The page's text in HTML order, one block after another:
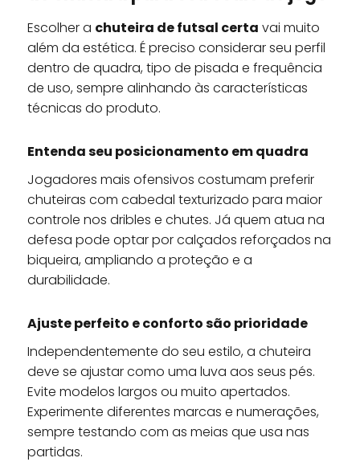
Escolher a chuteira de futsal certa vai muito
além da estética. É preciso considerar seu perfil
dentro de quadra, tipo de pisada e frequência
de uso, sempre alinhando às características
técnicas do produto.
Entenda seu posicionamento em quadra
Jogadores mais ofensivos costumam preferir
chuteiras com cabedal texturizado para maior
controle nos dribles e chutes. Já quem atua na
defesa pode optar por calçados reforçados na
biqueira, ampliando a proteção e a
durabilidade.
Ajuste perfeito e conforto são prioridade
Independentemente do seu estilo, a chuteira
deve se ajustar como uma luva aos seus pés.
Evite modelos largos ou muito apertados.
Experimente diferentes marcas e numerações,
sempre testando com as meias que usa nas
partidas.